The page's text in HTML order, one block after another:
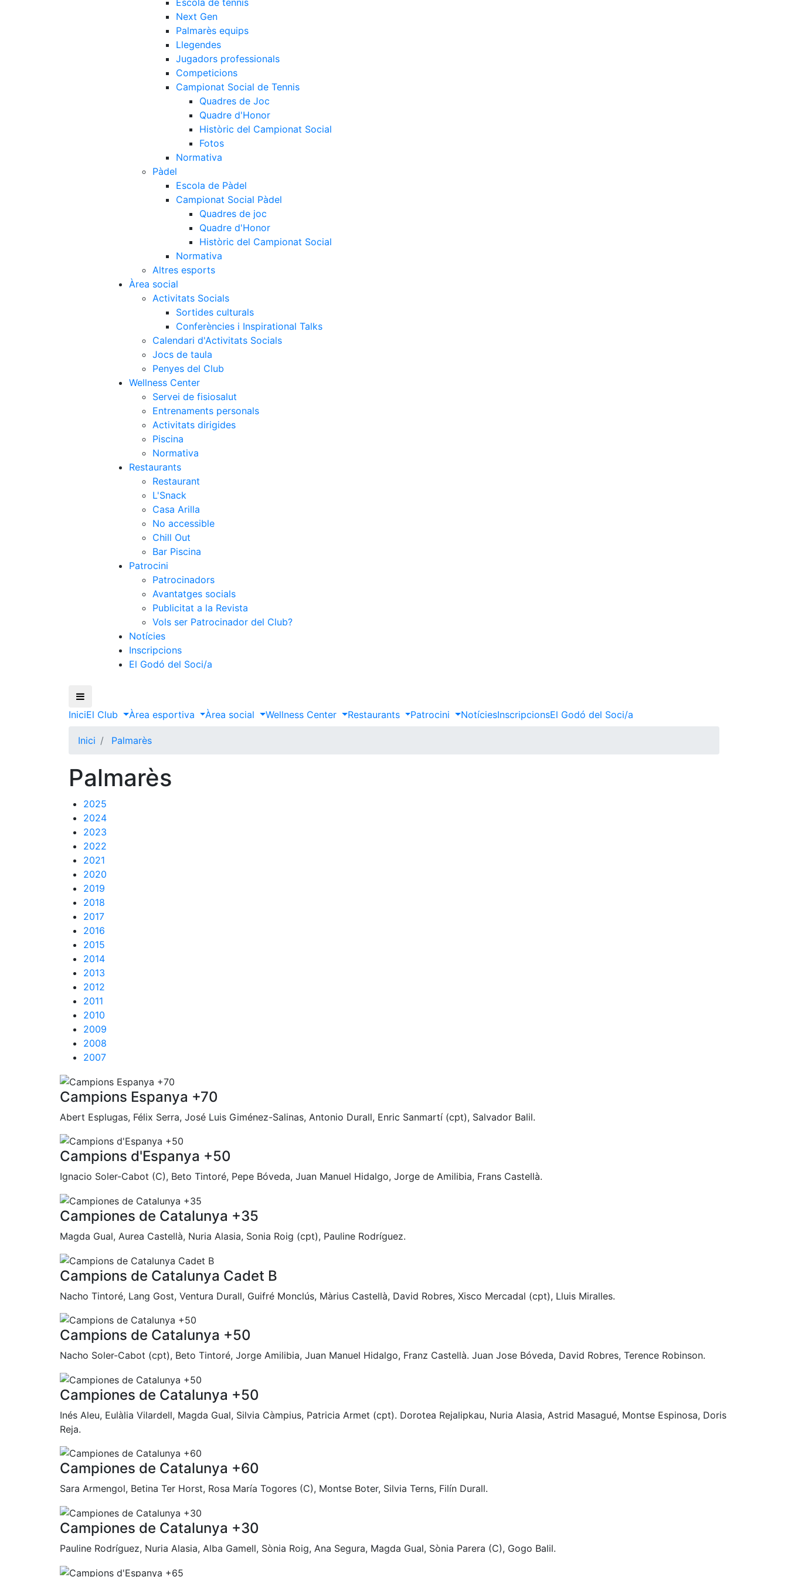
Escola de tennis
Next Gen
Palmarès equips
Llegendes
Jugadors professionals
Competicions
Campionat Social de Tennis
Quadres de Joc
Quadre d'Honor
Històric del Campionat Social
Fotos
Normativa
Pàdel
Escola de Pàdel
Campionat Social Pàdel
Quadres de joc
Quadre d'Honor
Històric del Campionat Social
Normativa
Altres esports
Àrea social
Activitats Socials
Sortides culturals
Conferències i Inspirational Talks
Calendari d'Activitats Socials
Jocs de taula
Penyes del Club
Wellness Center
Servei de fisiosalut
Entrenaments personals
Activitats dirigides
Piscina
Normativa
Restaurants
Restaurant
L'Snack
Casa Arilla
No accessible
Chill Out
Bar Piscina
Patrocini
Patrocinadors
Avantatges socials
Publicitat a la Revista
Vols ser Patrocinador del Club?
Notícies
Inscripcions
El Godó del Soci/a
IniciEl Club Àrea esportiva Àrea social Wellness Center Restaurants Patrocini NotíciesInscripcionsEl Godó del Soci/a
Inici Palmarès
Palmarès
2025
2024
2023
2022
2021
2020
2019
2018
2017
2016
2015
2014
2013
2012
2011
2010
2009
2008
2007
Campions Espanya +70
Abert Esplugas, Félix Serra, José Luis Giménez-Salinas, Antonio Durall, Enric Sanmartí (cpt), Salvador Balil.
Campions d'Espanya +50
Ignacio Soler-Cabot (C), Beto Tintoré, Pepe Bóveda, Juan Manuel Hidalgo, Jorge de Amilibia, Frans Castellà.
Campiones de Catalunya +35
Magda Gual, Aurea Castellà, Nuria Alasia, Sonia Roig (cpt), Pauline Rodríguez.
Campions de Catalunya Cadet B
Nacho Tintoré, Lang Gost, Ventura Durall, Guifré Monclús, Màrius Castellà, David Robres, Xisco Mercadal (cpt), Lluis Miralles.
Campions de Catalunya +50
Nacho Soler-Cabot (cpt), Beto Tintoré, Jorge Amilibia, Juan Manuel Hidalgo, Franz Castellà. Juan Jose Bóveda, David Robres, Terence Robinson.
Campiones de Catalunya +50
Inés Aleu, Eulàlia Vilardell, Magda Gual, Silvia Càmpius, Patricia Armet (cpt). Dorotea Rejalipkau, Nuria Alasia, Astrid Masagué, Montse Espinosa, Doris
Reja.
Campiones de Catalunya +60
Sara Armengol, Betina Ter Horst, Rosa María Togores (C), Montse Boter, Silvia Terns, Filín Durall.
Campiones de Catalunya +30
Pauline Rodríguez, Nuria Alasia, Alba Gamell, Sònia Roig, Ana Segura, Magda Gual, Sònia Parera (C), Gogo Balil.